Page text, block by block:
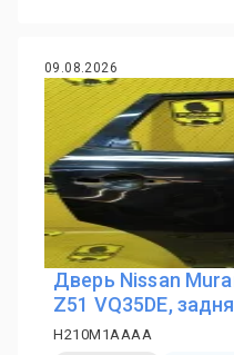
09.08.2026
Дверь Nissan
Z51 VQ35DE,
H210M1AAAA